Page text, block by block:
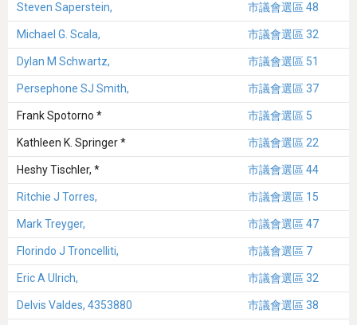
Steven Saperstein, 市議會選區 48
Michael G. Scala, 市議會選區 32
Dylan M Schwartz, 市議會選區 51
Persephone SJ Smith, 市議會選區 37
Frank Spotorno * 市議會選區 5
Kathleen K. Springer * 市議會選區 22
Heshy Tischler, * 市議會選區 44
Ritchie J Torres, 市議會選區 15
Mark Treyger, 市議會選區 47
Florindo J Troncelliti, 市議會選區 7
Eric A Ulrich, 市議會選區 32
Delvis Valdes, 4353880 市議會選區 38